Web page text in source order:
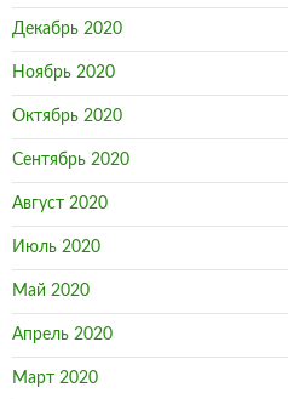
Декабрь 2020
Ноябрь 2020
Октябрь 2020
Сентябрь 2020
Август 2020
Июль 2020
Май 2020
Апрель 2020
Март 2020